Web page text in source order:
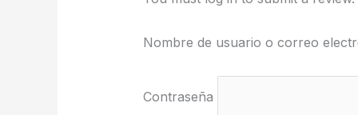
Nombre de usuario o correo
Contraseña